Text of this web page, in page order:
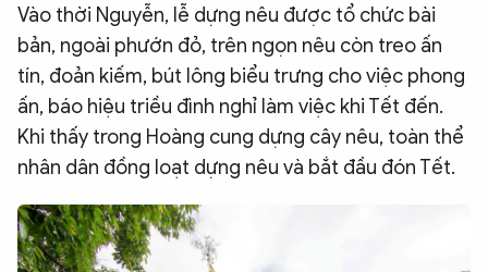
Vào thời Nguyễn, lễ dựng nêu được tổ chức bài
bản, ngoài phướn đỏ, trên ngọn nêu còn treo ấn
tín, đoản kiếm, bút lông biểu trưng cho việc phong
ấn, báo hiệu triều đình nghỉ làm việc khi Tết đến.
Khi thấy trong Hoàng cung dựng cây nêu, toàn thể
nhân dân đồng loạt dựng nêu và bắt đầu đón Tết.